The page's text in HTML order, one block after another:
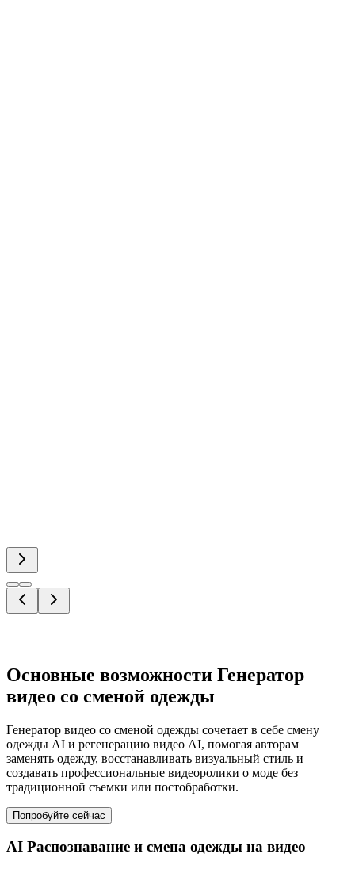
Основные возможности Генератор
видео со сменой одежды
Генератор видео со сменой одежды сочетает в себе смену
одежды AI и регенерацию видео AI, помогая авторам
заменять одежду, восстанавливать визуальный стиль и
создавать профессиональные видеоролики о моде без
традиционной съемки или постобработки.
Попробуйте сейчас
AI Распознавание и смена одежды на видео